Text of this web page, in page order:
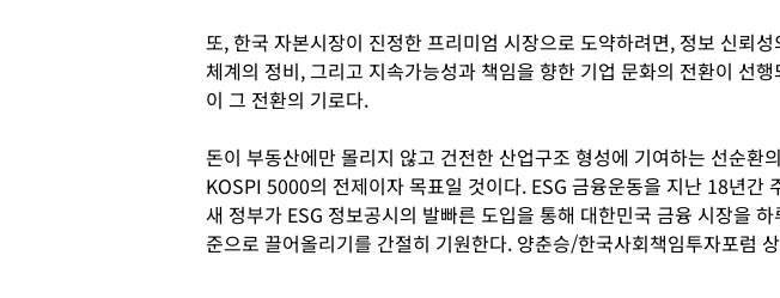
또, 한국 자본시장이 진정한 프리미엄 시장으로 도약하려면, 정보 신뢰성
체계의 정비, 그리고 지속가능성과 책임을 향한 기업 문화의 전환이 선
이 그 전환의 기로다.
돈이 부동산에만 몰리지 않고 건전한 산업구조 형성에 기여하는 선순환
KOSPI 5000의 전제이자 목표일 것이다. ESG 금융운동을 지난 18년간
새 정부가 ESG 정보공시의 발빠른 도입을 통해 대한민국 금융 시장을
준으로 끌어올리기를 간절히 기원한다. 양춘승/한국사회책임투자포럼